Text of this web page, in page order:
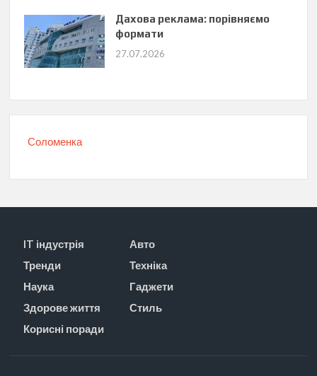
Дахова реклама: порівняємо
формати
27.07.2026
Соломенка
IT індустрія
Авто
Тренди
Техніка
Наука
Гаджети
Здорове життя
Стиль
Корисні поради